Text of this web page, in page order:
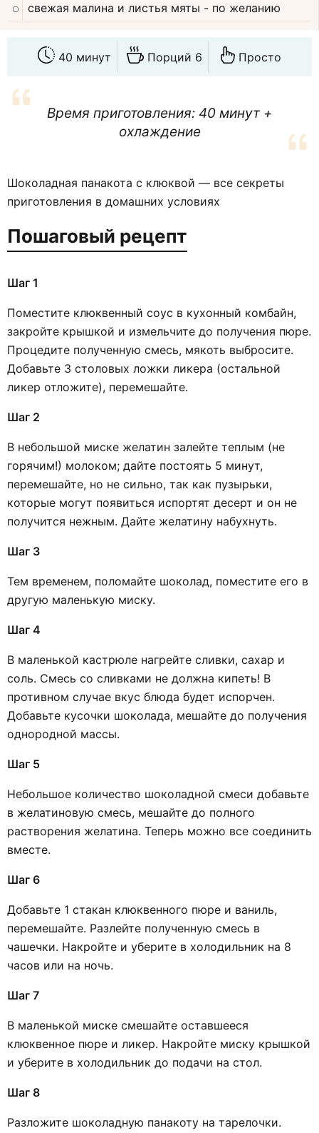
свежая малина и листья мяты - по желанию
40 минут Порций 6 Просто
Время приготовления: 40 минут +
охлаждение
Шоколадная панакота с клюквой — все секреты
приготовления в домашних условиях
Пошаговый рецепт
Шаг 1
Поместите клюквенный соус в кухонный комбайн,
закройте крышкой и измельчите до получения пюре.
Процедите полученную смесь, мякоть выбросите.
Добавьте 3 столовых ложки ликера (остальной
ликер отложите), перемешайте.
Шаг 2
В небольшой миске желатин залейте теплым (не
горячим!) молоком; дайте постоять 5 минут,
перемешайте, но не сильно, так как пузырьки,
которые могут появиться испортят десерт и он не
получится нежным. Дайте желатину набухнуть.
Шаг 3
Тем временем, поломайте шоколад, поместите его в
другую маленькую миску.
Шаг 4
В маленькой кастрюле нагрейте сливки, сахар и
соль. Смесь со сливками не должна кипеть! В
противном случае вкус блюда будет испорчен.
Добавьте кусочки шоколада, мешайте до получения
однородной массы.
Шаг 5
Небольшое количество шоколадной смеси добавьте
в желатиновую смесь, мешайте до полного
растворения желатина. Теперь можно все соединить
вместе.
Шаг 6
Добавьте 1 стакан клюквенного пюре и ваниль,
перемешайте. Разлейте полученную смесь в
чашечки. Накройте и уберите в холодильник на 8
часов или на ночь.
Шаг 7
В маленькой миске смешайте оставшееся
клюквенное пюре и ликер. Накройте миску крышкой
и уберите в холодильник до подачи на стол.
Шаг 8
Разложите шоколадную панакоту на тарелочки.